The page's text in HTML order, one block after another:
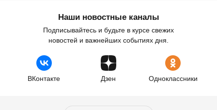
Наши новостные каналы
Подписывайтесь и будьте в курсе свежих
новостей и важнейших событиях дня.
ВКонтакте Дзен Одноклассники